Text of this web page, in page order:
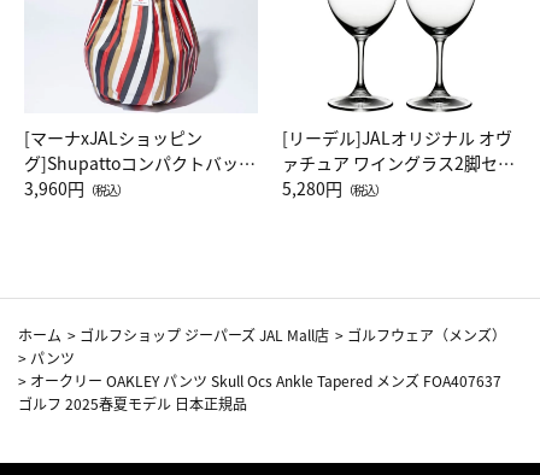
[マーナxJALショッピン
グ]Shupattoコンパクトバッグ
Drop JAL客室乗務員（LC）ス
3,960円 （税込）
[リーデル]JALオリジナル オヴ
ァチュア ワイングラス2脚セッ
ト（レッドワイン）
5,280円 （税込）
ホーム > ゴルフショップ ジーパーズ JAL Mall店 > ゴルフウェア（メンズ）
> パンツ
> オークリー OAKLEY パンツ Skull Ocs Ankle Tapered メンズ FOA407637
ゴルフ 2025春夏モデル 日本正規品